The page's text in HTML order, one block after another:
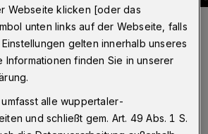
erhöhten Gestaltungsbedarf haben.
wird über den
Webseite klicken [oder das
unten links auf der Webseite, falls
gelten innerhalb unseres
Informationen finden Sie in unserer
umfasst alle wuppertaler-
und schließt gem. Art. 49 Abs. 1 S.